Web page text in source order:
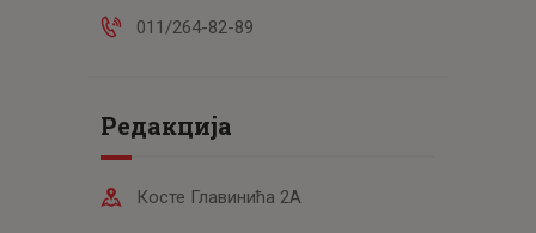
011/264-82-89
Редакција
Косте Главинића 2А